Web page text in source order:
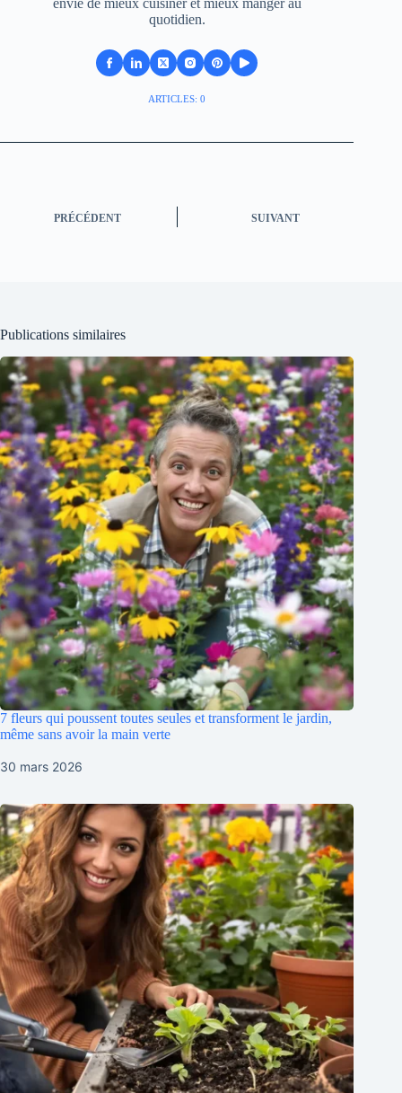
envie de mieux cuisiner et mieux manger au
quotidien.
ARTICLES: 0
PRÉCÉDENT SUIVANT
Publications similaires
7 fleurs qui poussent toutes seules et transforment le jardin,
même sans avoir la main verte
30 mars 2026